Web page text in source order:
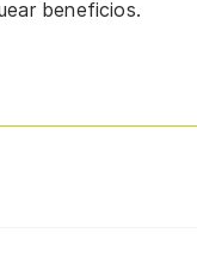
beneficios.